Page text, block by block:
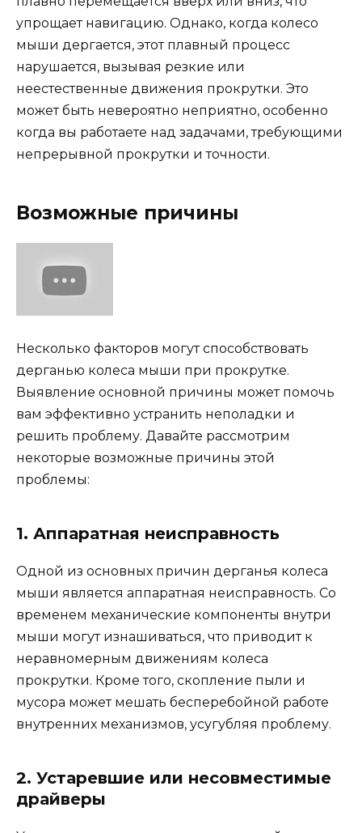
упрощает навигацию. Однако, когда колесо
мыши дергается, этот плавный процесс
нарушается, вызывая резкие или
неестественные движения прокрутки. Это
может быть невероятно неприятно, особенно
когда вы работаете над задачами, требующими
непрерывной прокрутки и точности.
Возможные причины
Несколько факторов могут способствовать
дерганью колеса мыши при прокрутке.
Выявление основной причины может помочь
вам эффективно устранить неполадки и
решить проблему. Давайте рассмотрим
некоторые возможные причины этой
проблемы:
1. Аппаратная неисправность
Одной из основных причин дерганья колеса
мыши является аппаратная неисправность. Со
временем механические компоненты внутри
мыши могут изнашиваться, что приводит к
неравномерным движениям колеса
прокрутки. Кроме того, скопление пыли и
мусора может мешать бесперебойной работе
внутренних механизмов, усугубляя проблему.
2. Устаревшие или несовместимые
драйверы